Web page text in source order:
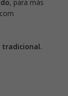
, para más